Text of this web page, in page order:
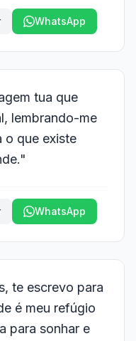
WhatsApp
tua que
lembrando-me
o que existe
WhatsApp
te escrevo para
é meu refúgio
para sonhar e